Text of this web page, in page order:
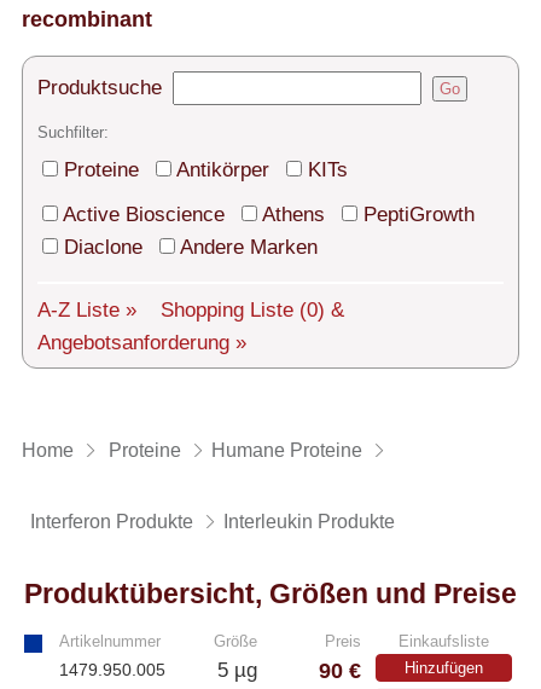
Kontakt
Technischer Support
Versand
Service
Login
recombinant
Produktsuche Go
Suchfilter:
Proteine Antikörper
KITs
Active Bioscience
Athens
PeptiGrowth
Diaclone
Andere Marken
A-Z Liste » Shopping Liste (0) &
Angebotsanforderung »
Home Proteine Humane Proteine
Interferon Produkte Interleukin Produkte
Produktübersicht, Größen und Preise
Artikelnummer Größe Preis Einkaufsliste
1479.950.005 5 µg 90 € Hinzufügen